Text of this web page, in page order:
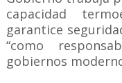
capacidad
garantice
“como
gobiernos